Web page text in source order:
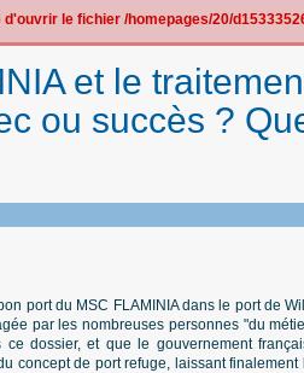
le fichier /homepages/20/
et le
ou succès ?
port du MSC FLAMINIA dans le port de
par les nombreuses personnes "du
dossier, et que le gouvernement
concept de port refuge, laissant